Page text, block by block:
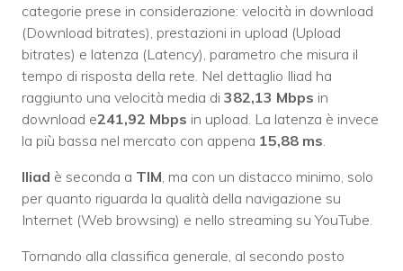
categorie prese in considerazione: velocità in download
(Download bitrates), prestazioni in upload (Upload
bitrates) e latenza (Latency), parametro che misura il
tempo di risposta della rete. Nel dettaglio Iliad ha
raggiunto una velocità media di 382,13 Mbps in
download e241,92 Mbps in upload. La latenza è invece
la più bassa nel mercato con appena 15,88 ms
Iliad è seconda a TIM , ma con un distacco minimo, solo
per quanto riguarda la qualità della navigazione su
Internet (Web browsing) e nello streaming su YouTube.
Tornando alla classifica generale, al secondo posto